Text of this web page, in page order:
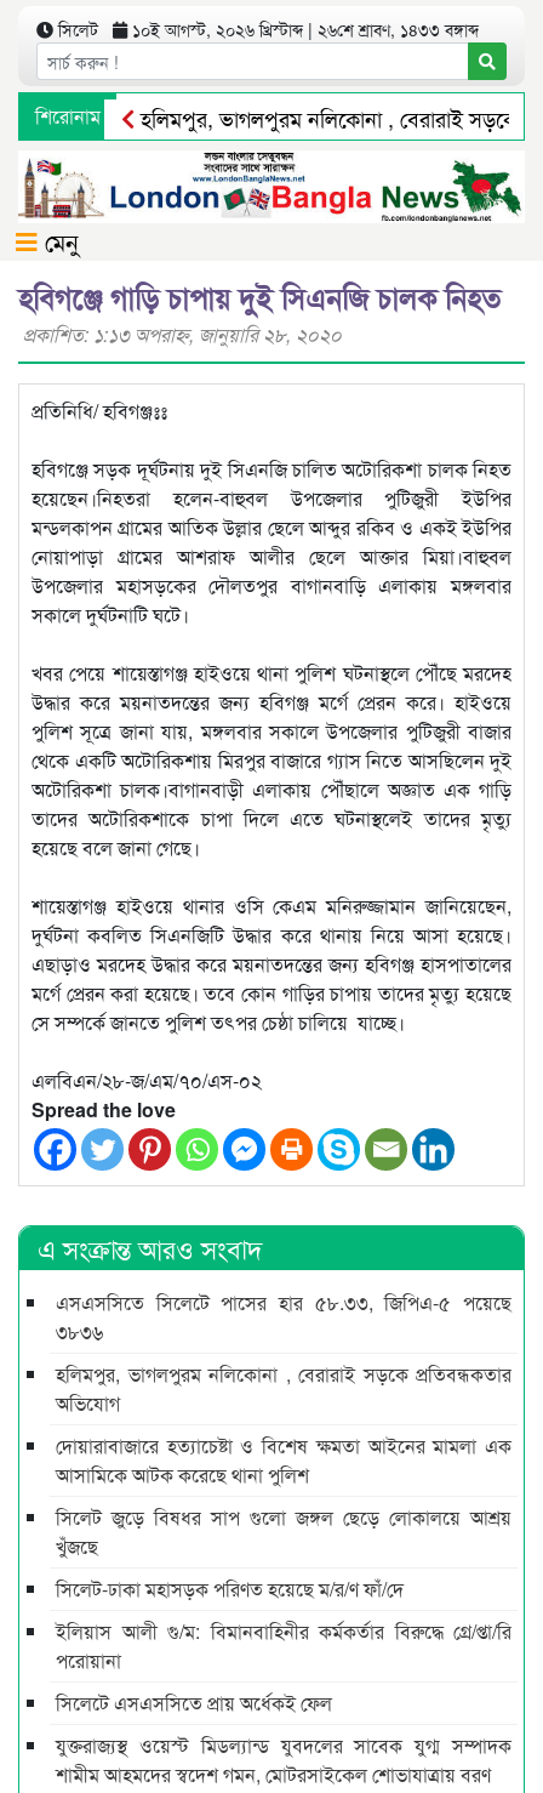
সিলেট ১০ই আগস্ট, ২০২৬ খ্রিস্টাব্দ | ২৬শে শ্রাবণ, ১৪৩৩ বঙ্গাব্দ
শিরোনাম
হলিমপুর, ভাগলপুরম নলিকোনা , বেরারাই সড়কে
অপরাধ দমন ও কর্মদক্ষতায় সিলেট রেঞ্জের শ্রেষ্ঠ
মেনু
হবিগঞ্জে গাড়ি চাপায় দুই সিএনজি চালক নিহত
প্রকাশিত: ১:১৩ অপরাহ্ণ, জানুয়ারি ২৮, ২০২০
প্রতিনিধি/ হবিগঞ্জঃঃ
হবিগঞ্জে সড়ক দূর্ঘটনায় দুই সিএনজি চালিত অটোরিকশা চালক নিহত
হয়েছেন।নিহতরা হলেন-বাহুবল উপজেলার পুটিজুরী ইউপির
মন্ডলকাপন গ্রামের আতিক উল্লার ছেলে আব্দুর রকিব ও একই ইউপির
নোয়াপাড়া গ্রামের আশরাফ আলীর ছেলে আক্তার মিয়া।বাহুবল
উপজেলার মহাসড়কের দৌলতপুর বাগানবাড়ি এলাকায় মঙ্গলবার
সকালে দুর্ঘটনাটি ঘটে।
খবর পেয়ে শায়েস্তাগঞ্জ হাইওয়ে থানা পুলিশ ঘটনাস্থলে পৌঁছে মরদেহ
উদ্ধার করে ময়নাতদন্তের জন্য হবিগঞ্জ মর্গে প্রেরন করে। হাইওয়ে
পুলিশ সূত্রে জানা যায়,মঙ্গলবার সকালে উপজেলার পুটিজুরী বাজার
থেকে একটি অটোরিকশায় মিরপুর বাজারে গ্যাস নিতে আসছিলেন দুই
অটোরিকশা চালক।বাগানবাড়ী এলাকায় পৌঁছালে অজ্ঞাত এক গাড়ি
তাদের অটোরিকশাকে চাপা দিলে এতে ঘটনাস্থলেই তাদের মৃত্যু
হয়েছে বলে জানা গেছে।
শায়েস্তাগঞ্জ হাইওয়ে থানার ওসি কেএম মনিরুজ্জামান জানিয়েছেন,
দুর্ঘটনা কবলিত সিএনজিটি উদ্ধার করে থানায় নিয়ে আসা হয়েছে।
এছাড়াও মরদেহ উদ্ধার করে ময়নাতদন্তের জন্য হবিগঞ্জ হাসপাতালের
মর্গে প্রেরন করা হয়েছে। তবে কোন গাড়ির চাপায় তাদের মৃত্যু হয়েছে
সে সম্পর্কে জানতে পুলিশ তৎপর চেষ্ঠা চালিয়ে যাচ্ছে।
এলবিএন/২৮-জ/এম/৭০/এস-০২
Spread the love
এ সংক্রান্ত আরও সংবাদ
এসএসসিতে সিলেটে পাসের হার ৫৮.৩৩, জিপিএ-৫ পয়েছে
৩৮৩৬
হলিমপুর, ভাগলপুরম নলিকোনা , বেরারাই সড়কে প্রতিবন্ধকতার
অভিযোগ
দোয়ারাবাজারে হত্যাচেষ্টা ও বিশেষ ক্ষমতা আইনের মামলা এক
আসামিকে আটক করেছে থানা পুলিশ
সিলেট জুড়ে বিষধর সাপ গুলো জঙ্গল ছেড়ে লোকালয়ে আশ্রয়
খুঁজছে
সিলেট-ঢাকা মহাসড়ক পরিণত হয়েছে ম/র/ণ ফাঁ/দে
ইলিয়াস আলী গু/ম: বিমানবাহিনীর কর্মকর্তার বিরুদ্ধে গ্রে/প্তা/রি
পরোয়ানা
সিলেটে এসএসসিতে প্রায় অর্ধেকই ফেল
যুক্তরাজ্যস্থ ওয়েস্ট মিডল্যান্ড যুবদলের সাবেক যুগ্ম সম্পাদক
শামীম আহমদের স্বদেশ গমন, মোটরসাইকেল শোভাযাত্রায় বরণ